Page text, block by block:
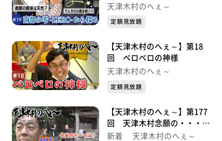
る 南部・伊達の藩境①
天津木村のへぇ～
定額見放題
【天津木村のへぇ～】第18
回 ベロベロの神様
天津木村のへぇ～
定額見放題
【天津木村のへぇ～】第177
回 天津木村念願の・・・義
経北行伝説序章①
新着 天津木村のへぇ～